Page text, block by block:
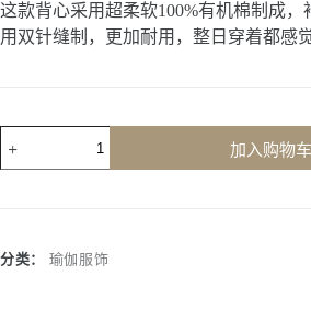
这款背心采用超柔软100%有机棉制成，
用双针缝制，更加耐用，整日穿着都感
加入购物车
r
分类： 瑜伽服饰